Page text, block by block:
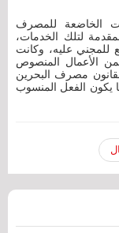
الخاضعة للمصرف
لتلك الخدمات،
للمجني عليه، وكانت
الأعمال المنصوص
2007، ولا تخضع لقانون مصرف البحرين
يكون الفعل المنسوب